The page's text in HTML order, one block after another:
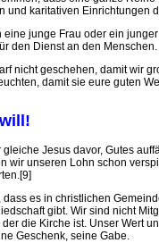
und karitativen Einrichtungen
eine junge Frau oder ein
den Dienst an den Menschen.
nicht geschehen, damit wir
damit sie eure guten
gleiche Jesus davor, Gutes
wir unseren Lohn schon
dass es in christlichen
gibt. Wir sind nicht
die Kirche ist. Unser Wert
Geschenk, seine Gabe.